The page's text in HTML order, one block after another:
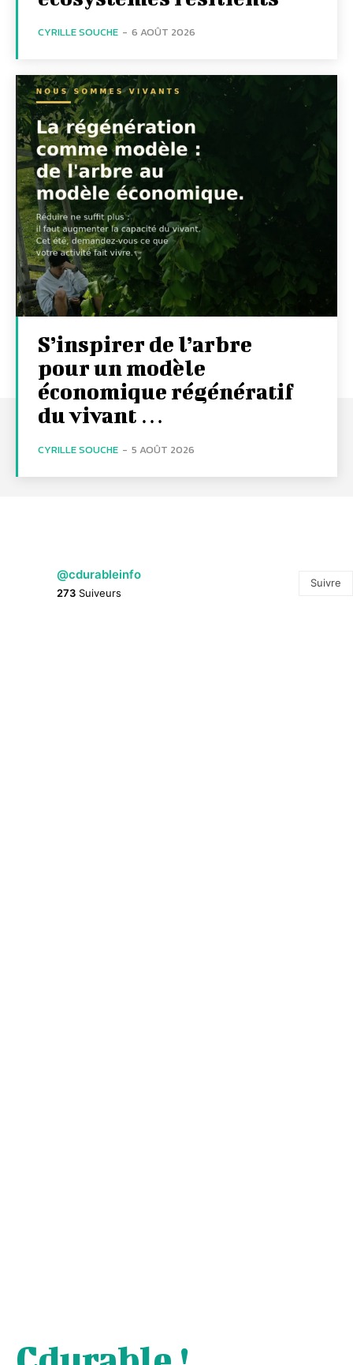
CYRILLE SOUCHE - 6 AOÛT 2026
S’inspirer de l’arbre
pour un modèle
économique régénératif
du vivant …
CYRILLE SOUCHE - 5 AOÛT 2026
@cdurableinfo
273 Suiveurs
Suivre